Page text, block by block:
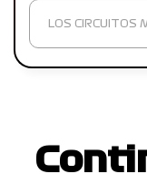
LOS CIRCUITOS